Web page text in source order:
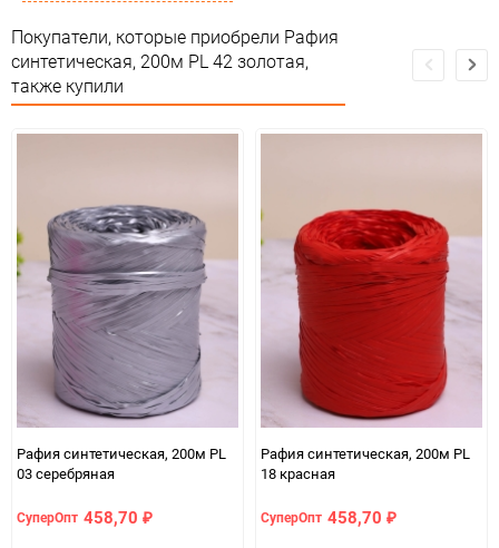
Сертификация Не подлежит сертификации
Особые условия Особых условий не требует
Единица измерения
Покупатели, которые приобрели Рафия
синтетическая, 200м PL 42 золотая,
также купили
Рафия синтетическая, 200м PL
03 серебряная
СуперОпт 458,70 ₽
Рафия синтетическая, 200м PL
18 красная
СуперОпт 458,70 ₽